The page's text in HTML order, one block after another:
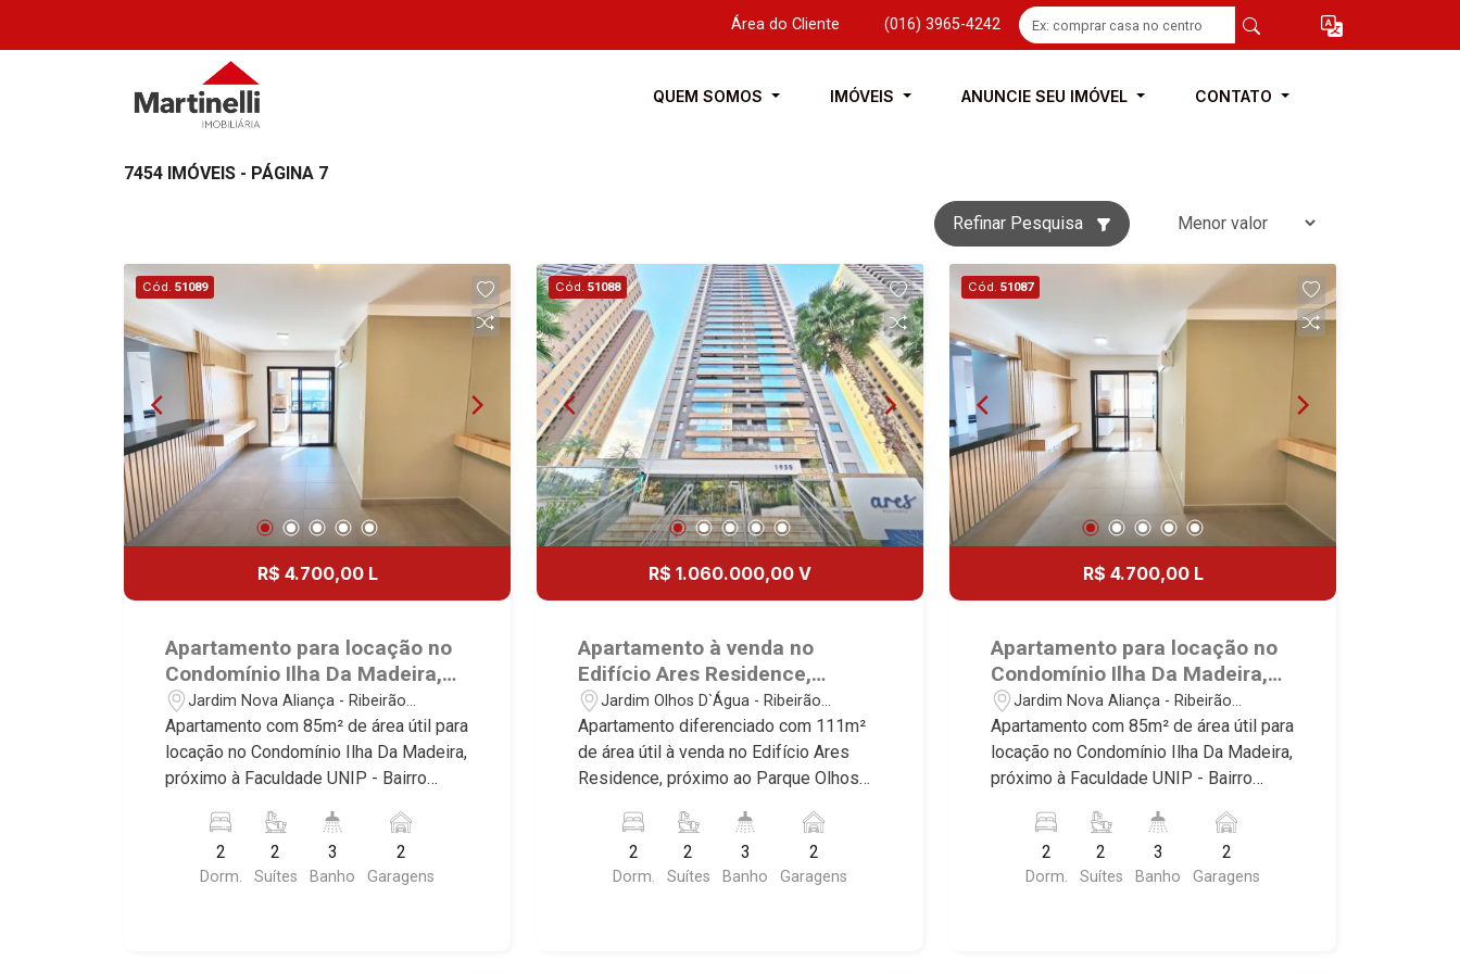
Área do Cliente (016) 3965-4242
QUEM SOMOS IMÓVEIS ANUNCIE SEU IMÓVEL CONTATO
7454 IMÓVEIS - PÁGINA 7
Refinar Pesquisa
Cód. 51089
R$ 4.700,00 L
Apartamento para locação no
Condomínio Ilha Da Madeira,
próximo à Faculdade UNIP -
Ribeirão Preto/SP.
Jardim Nova Aliança - Ribeirão
Preto/SP
Apartamento com 85m² de área útil para
locação no Condomínio Ilha Da Madeira,
próximo à Faculdade UNIP - Bairro
Conheça as características deste
imóvel que a Martinelli Imobiliária
selecionou para você: - 85m² de área
2
Dorm.
2
Suítes
3
Banho
2
Garagens
Cód. 51088
R$ 1.060.000,00 V
Apartamento à venda no
Edifício Ares Residence,
próximo ao Parque Olhos
D`água - Ribeirão Preto/SP.
Jardim Olhos D`Água - Ribeirão
Preto/SP
Apartamento diferenciado com 111m²
de área útil à venda no Edifício Ares
Residence, próximo ao Parque Olhos
Ribeirão Preto/SP. Conheça as
características deste imóvel que a
Martinelli Imobiliária selecionou para
2
Dorm.
2
Suítes
3
Banho
2
Garagens
Cód. 51087
R$ 4.700,00 L
Apartamento para locação no
Condomínio Ilha Da Madeira,
próximo à Faculdade UNIP -
Ribeirão Preto/SP.
Jardim Nova Aliança - Ribeirão
Preto/SP
Apartamento com 85m² de área útil para
locação no Condomínio Ilha Da Madeira,
próximo à Faculdade UNIP - Bairro
Conheça as características deste
imóvel que a Martinelli Imobiliária
selecionou para você: - 85m² de área
2
Dorm.
2
Suítes
3
Banho
2
Garagens